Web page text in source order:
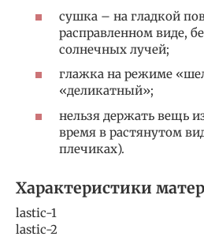
сушка – на гладкой
расправленном виде,
солнечных лучей;
глажка на режиме
«деликатный»;
нельзя держать вещь
время в растянутом
плечиках).
Характеристики
lastic-1
lastic-2